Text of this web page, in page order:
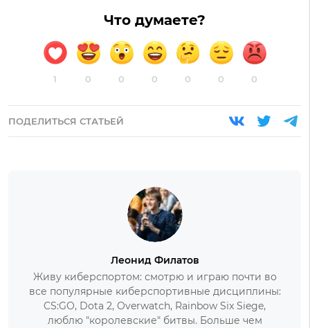
Что думаете?
1 0 0 0 0 0 0
ПОДЕЛИТЬСЯ СТАТЬЕЙ
Леонид Филатов
Живу киберспортом: смотрю и играю почти во
все популярные киберспортивные дисциплины:
CS:GO, Dota 2, Overwatch, Rainbow Six Siege,
люблю "королевские" битвы. Больше чем